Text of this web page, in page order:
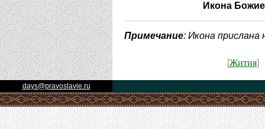
Икона
Примечание: Икона
[Жития]
days@pravoslavie.ru